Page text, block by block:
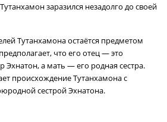
заразился незадолго до своей
Тутанхамона остаётся предметом
что его отец — это
а мать — его родная сестра.
происхождение Тутанхамона с
сестрой Эхнатона.